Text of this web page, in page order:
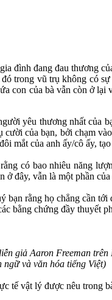
đình đang đau thương
trong vũ trụ không có
con của bà vẫn còn ở
yêu thương nhất của
của bạn, bởi chạm
mắt của anh ấy/cô ấy,
có bao nhiêu năng
ở đây, vẫn là một phần
bạn rằng họ chẳng cần
bằng chứng đầy thuyết
giả Aaron Freeman trên
và văn hóa tiếng Việt)
tế vật lý được nêu trong